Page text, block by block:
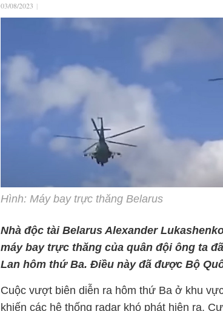
03/08/2023 |
Hình: Máy bay trực thăng Belarus
Nhà độc tài Belarus Alexander
máy bay trực thăng của quân đội ông ta
Lan hôm thứ Ba. Điều này đã được Bộ
Cuộc vượt biên diễn ra hôm thứ Ba ở khu
khiến các hệ thống radar khó phát hiện ra.